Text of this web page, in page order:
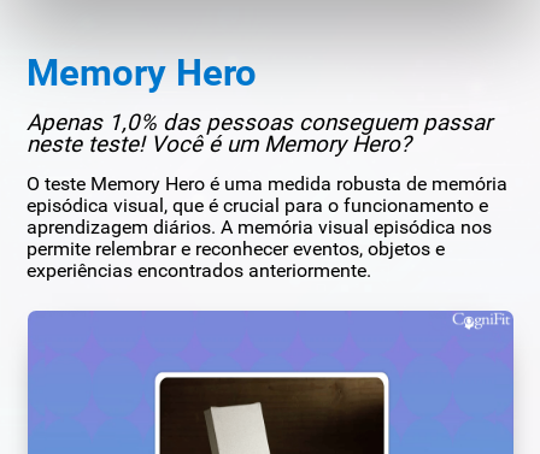
Memory Hero
Apenas 1,0% das pessoas conseguem passar
neste teste! Você é um Memory Hero?
O teste Memory Hero é uma medida robusta de memória
episódica visual, que é crucial para o funcionamento e
aprendizagem diários. A memória visual episódica nos
permite relembrar e reconhecer eventos, objetos e
experiências encontrados anteriormente.